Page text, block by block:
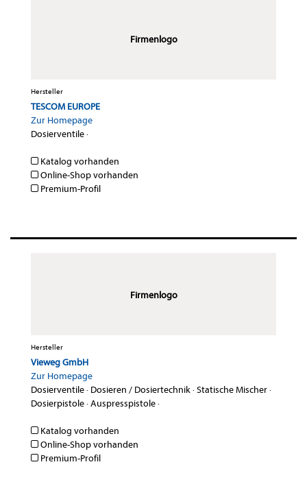
Firmenlogo
Hersteller
TESCOM EUROPE
Zur Homepage
Dosierventile·
Katalog vorhanden
Online-Shop vorhanden
Premium-Profil
Firmenlogo
Hersteller
Vieweg GmbH
Zur Homepage
Dosierventile· Dosieren / Dosiertechnik·Statische Mischer·
Dosierpistole·Auspresspistole·
Katalog vorhanden
Online-Shop vorhanden
Premium-Profil